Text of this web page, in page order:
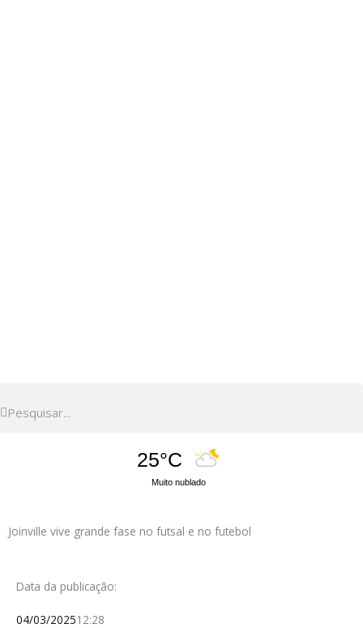
25°C
Muito nublado
Joinville vive grande fase no futsal e no futebol
Data da publicação:
04/03/202512:28